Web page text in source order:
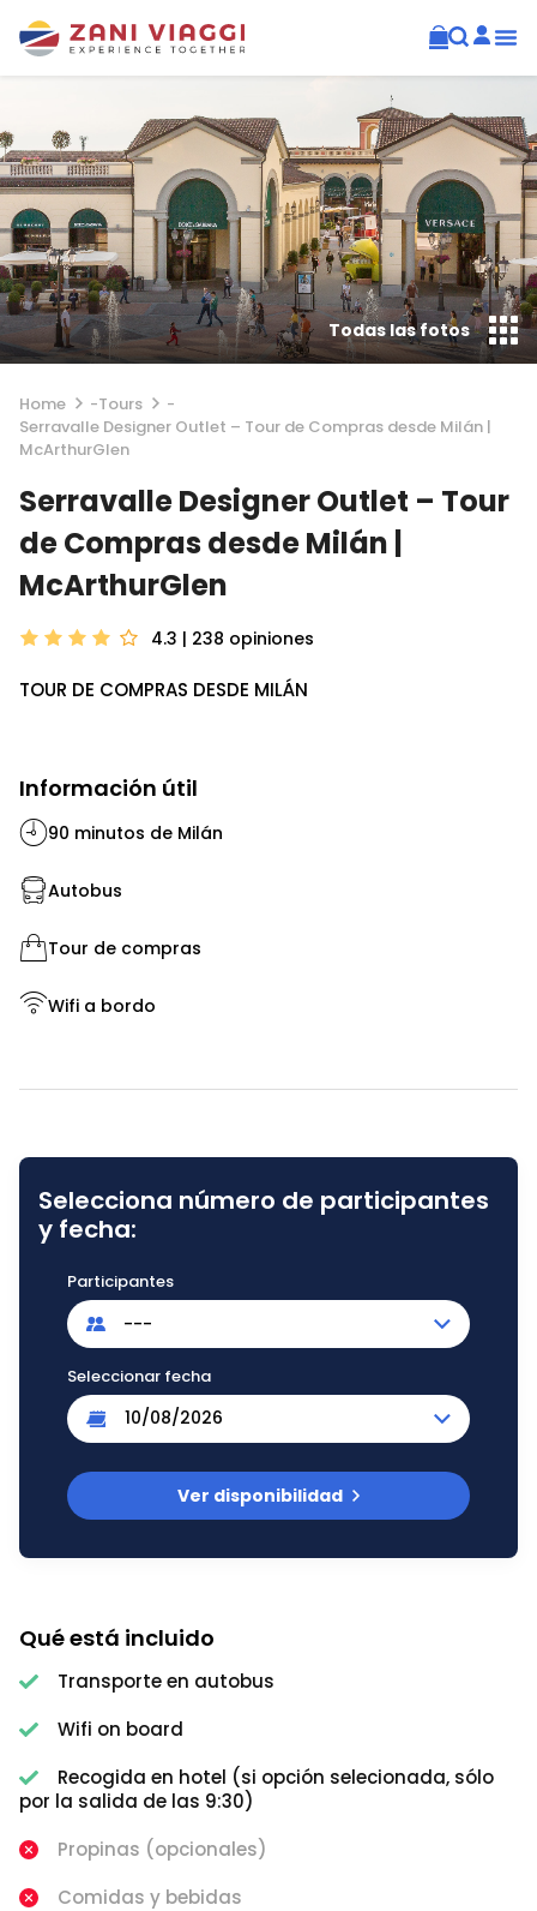
Home -Tours
-
Serravalle Designer Outlet – Tour de Compras desde Milán |
McArthurGlen
Serravalle Designer Outlet – Tour
de Compras desde Milán |
McArthurGlen
4.3 | 238 opiniones
TOUR DE COMPRAS DESDE MILÁN
Todas las fotos
Información útil
90 minutos de Milán
Autobus
Tour de compras
Wifi a bordo
Selecciona número de participantes
y fecha:
Participantes
---
Seleccionar fecha
Ver disponibilidad
Qué está incluido
Transporte en autobus
Wifi on board
Recogida en hotel (si opción selecionada, sólo
por la salida de las 9:30)
Propinas (opcionales)
Comidas y bebidas